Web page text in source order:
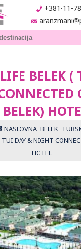
+381-11-
BELEK (
BELEK)
NASLOVNA BELEK
TUI DAY & NIGHT
HOTEL